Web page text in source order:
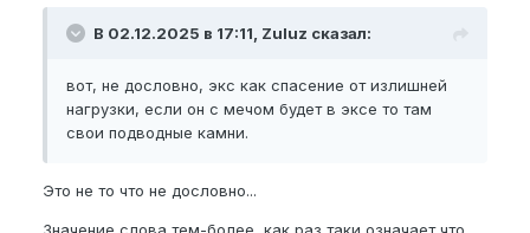
В 02.12.2025 в 17:11, Zuluz сказал:
вот, не дословно, экс как спасение от излишней
нагрузки, если он с мечом будет в эксе то там
свои подводные камни.
Это не то что не дословно...